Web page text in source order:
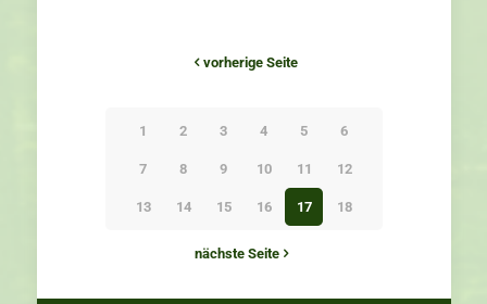
vorherige Seite
1 2 3 4 5 6
7 8 9 10 11 12
13 14 15 16 17 18
nächste Seite